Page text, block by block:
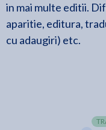
in mai multe editii.
aparitie, editura,
cu adaugiri) etc.